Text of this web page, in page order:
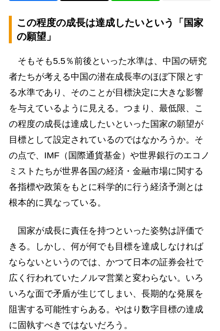
この程度の成長は達成したいという「国家
の願望」
そもそも5.5％前後といった水準は、中国の研究
者たちが考える中国の潜在成長率のほぼ下限とす
る水準であり、そのことが目標決定に大きな影響
を与えているように見える。つまり、最低限、こ
の程度の成長は達成したいといった国家の願望が
目標として設定されているのではなかろうか。そ
の点で、IMF（国際通貨基金）や世界銀行のエコノ
ミストたちが世界各国の経済・金融市場に関する
各指標や政策をもとに科学的に行う経済予測とは
根本的に異なっている。
国家が成長に責任を持つといった姿勢は評価で
きる。しかし、何が何でも目標を達成しなければ
ならないというのでは、かつて日本の証券会社で
広く行われていたノルマ営業と変わらない。いろ
いろな面で矛盾が生じてしまい、長期的な発展を
阻害する可能性すらある。やはり数字目標の達成
に固執すべきではないだろう。